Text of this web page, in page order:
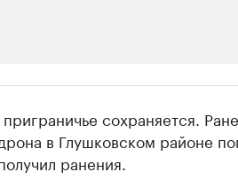
на РБК
личные бренды спикеров бизнеса
сохраняется.
в Глушковском районе
ранения.